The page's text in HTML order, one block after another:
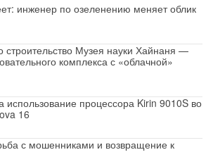
инженер по озеленению меняет облик
строительство Музея науки Хайнаня —
комплекса с «облачной»
использование процессора Kirin 9010S во
16
с мошенниками и возвращение к